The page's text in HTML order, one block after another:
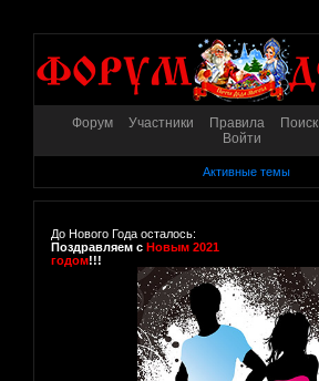
Форум Участники Правила Поиск
Войти
Активные темы
До Нового Года осталось:
Поздравляем с Новым 2021
годом!!!